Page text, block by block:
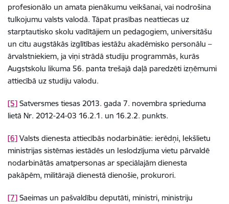
profesionālo un amata pienākumu veikšanai, vai nodrošina
tulkojumu valsts valodā. Tāpat prasības neattiecas uz
starptautisko skolu vadītājiem un pedagogiem, universitāšu
un citu augstākās izglītības iestāžu akadēmisko personālu –
ārvalstniekiem, ja viņi strādā studiju programmās, kurās
Augstskolu likuma 56. panta trešajā daļā paredzēti izņēmumi
attiecībā uz studiju valodu.
[5] Satversmes tiesas 2013. gada 7. novembra sprieduma
lietā Nr. 2012-24-03 16.2.1. un 16.2.2. punkts.
[6] Valsts dienesta attiecībās nodarbinātie: ierēdņi, Iekšlietu
ministrijas sistēmas iestādēs un Ieslodzījuma vietu pārvaldē
nodarbinātās amatpersonas ar speciālajām dienesta
pakāpēm, militārajā dienestā dienošie, prokurori.
[7] Saeimas un pašvaldību deputāti, ministri, ministriju